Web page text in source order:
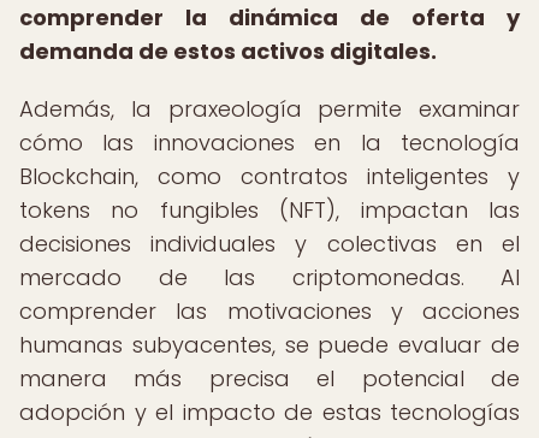
comprender la dinámica de oferta y
demanda de estos activos digitales.
Además, la praxeología permite examinar
cómo las innovaciones en la tecnología
Blockchain, como contratos inteligentes y
tokens no fungibles (NFT), impactan las
decisiones individuales y colectivas en el
mercado de las criptomonedas. Al
comprender las motivaciones y acciones
humanas subyacentes, se puede evaluar de
manera más precisa el potencial de
adopción y el impacto de estas tecnologías